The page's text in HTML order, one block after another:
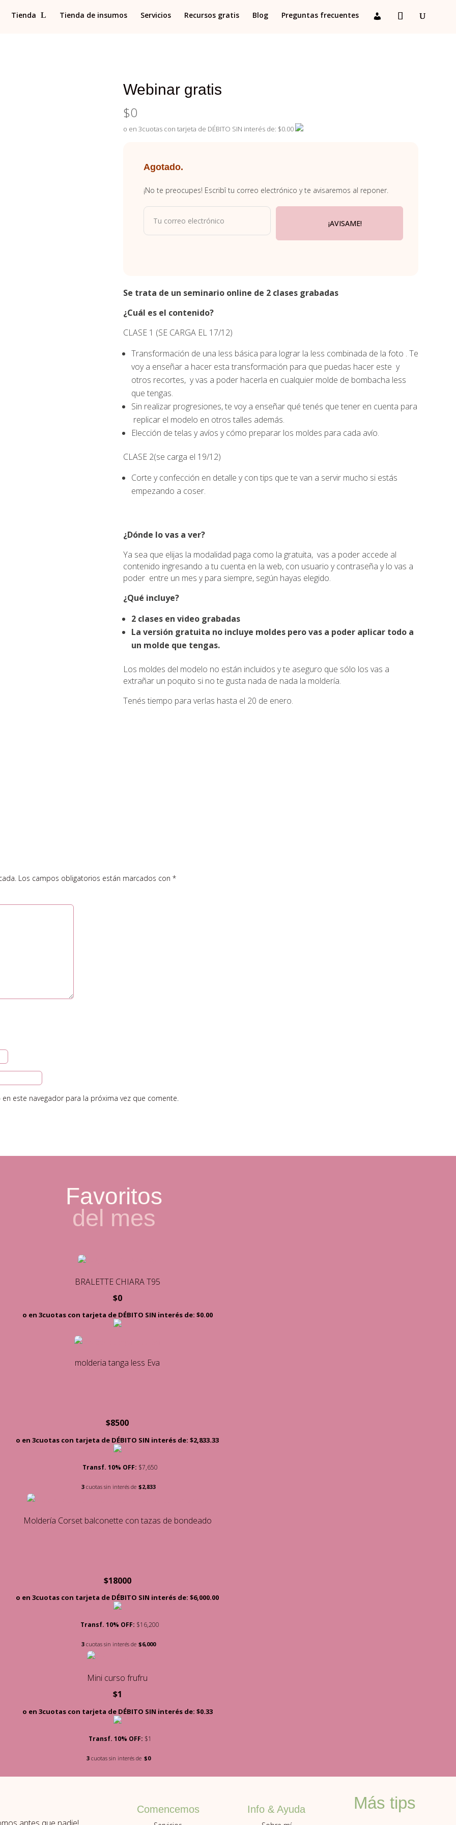
Tienda Tienda de insumos Servicios Recursos gratis Blog Preguntas frecuentes
Webinar gratis
$0
o en 3cuotas con tarjeta de DÉBITO SIN interés de: $0.00
Agotado.
¡No te preocupes! Escribî tu correo electrónico y te avisaremos al reponer.
Se trata de un seminario online de 2 clases grabadas
¿Cuál es el contenido?
CLASE 1 (SE CARGA EL 17/12)
Transformación de una less básica para lograr la less combinada de la foto . Te
voy a enseñar a hacer esta transformación para que puedas hacer este y
otros recortes, y vas a poder hacerla en cualquier molde de bombacha less
que tengas.
Sin realizar progresiones, te voy a enseñar qué tenés que tener en cuenta para
replicar el modelo en otros talles además.
Elección de telas y avíos y cómo preparar los moldes para cada avío.
CLASE 2(se carga el 19/12)
Corte y confección en detalle y con tips que te van a servir mucho si estás
empezando a coser.
¿Dónde lo vas a ver?
Ya sea que elijas la modalidad paga como la gratuita, vas a poder accede al
contenido ingresando a tu cuenta en la web, con usuario y contraseña y lo vas a
poder entre un mes y para siempre, según hayas elegido.
¿Qué incluye?
2 clases en video grabadas
La versión gratuita no incluye moldes pero vas a poder aplicar todo a
un molde que tengas.
Los moldes del modelo no están incluidos y te aseguro que sólo los vas a
extrañar un poquito si no te gusta nada de nada la moldería.
Tenés tiempo para verlas hasta el 20 de enero.
Los campos obligatorios están marcados con*
este navegador para la próxima vez que comente.
Favoritos
del mes
BRALETTE CHIARA T95
$0
o en 3cuotas con tarjeta de DÉBITO SIN interés de: $0.00
molderia tanga less Eva
$8500
o en 3cuotas con tarjeta de DÉBITO SIN interés de: $2,833.33
Transf. 10% OFF: $7,650
3cuotas sin interés de $2,833
Moldería Corset balconette con tazas de bondeado
$18000
o en 3cuotas con tarjeta de DÉBITO SIN interés de: $6,000.00
Transf. 10% OFF: $16,200
3cuotas sin interés de $6,000
Mini curso frufru
$1
o en 3cuotas con tarjeta de DÉBITO SIN interés de: $0.33
Transf. 10% OFF: $1
3 cuotas sin interés de $0
Comencemos Info & Ayuda Más tips